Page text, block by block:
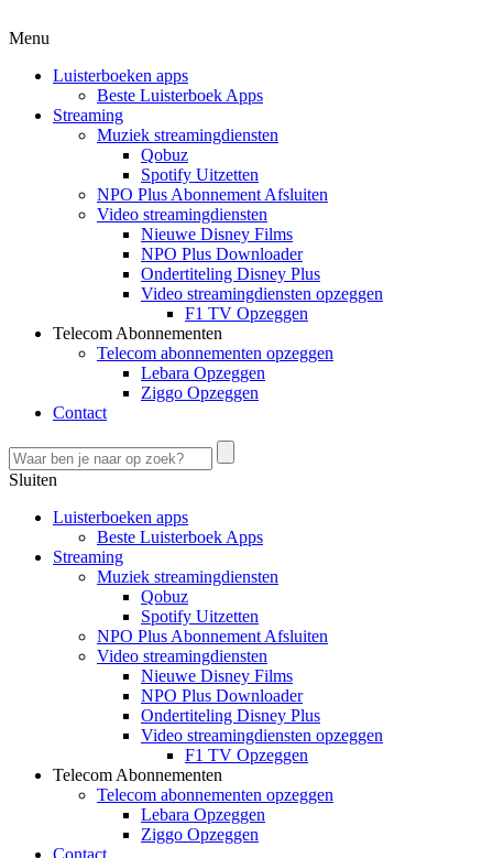
Menu
Luisterboeken apps
Beste Luisterboek Apps
Streaming
Muziek streamingdiensten
Qobuz
Spotify Uitzetten
NPO Plus Abonnement Afsluiten
Video streamingdiensten
Nieuwe Disney Films
NPO Plus Downloader
Ondertiteling Disney Plus
Video streamingdiensten opzeggen
F1 TV Opzeggen
Telecom Abonnementen
Telecom abonnementen opzeggen
Lebara Opzeggen
Ziggo Opzeggen
Contact
Sluiten
Luisterboeken apps
Beste Luisterboek Apps
Streaming
Muziek streamingdiensten
Qobuz
Spotify Uitzetten
NPO Plus Abonnement Afsluiten
Video streamingdiensten
Nieuwe Disney Films
NPO Plus Downloader
Ondertiteling Disney Plus
Video streamingdiensten opzeggen
F1 TV Opzeggen
Telecom Abonnementen
Telecom abonnementen opzeggen
Lebara Opzeggen
Ziggo Opzeggen
Contact